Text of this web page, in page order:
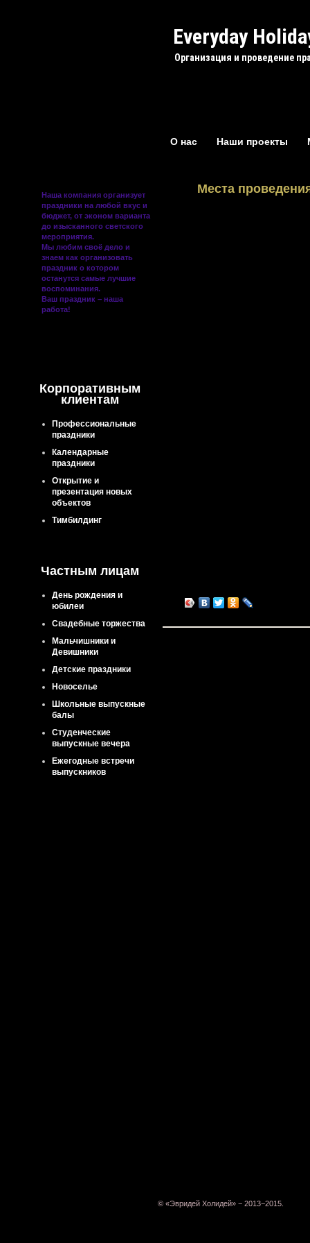
Everyday
Организация и проведение
О нас Наши проекты
Наша компания организует
праздники на любой вкус и
бюджет, от эконом варианта
до изысканного светского
мероприятия.
Мы любим своё дело и
знаем как организовать
праздник о котором
останутся самые лучшие
воспоминания.
Ваш праздник − наша
работа!
Корпоративным
клиентам
Профессиональные
праздники
Календарные
праздники
Открытие и
презентация новых
объектов
Тимбилдинг
Частным лицам
День рождения и
юбилеи
Свадебные торжества
Мальчишники и
Девишники
Детские праздники
Новоселье
Школьные выпускные
балы
Студенческие
выпускные вечера
Ежегодные встречи
выпускников
Места
© «Эвридей Холидей» − 2013−2015.